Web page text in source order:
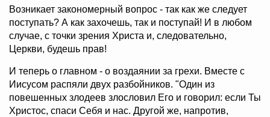
Возникает закономерный вопрос - так как же следует
поступать? А как захочешь, так и поступай! И в любом
случае, с точки зрения Христа и, следовательно,
Церкви, будешь прав!
И теперь о главном - о воздаянии за грехи. Вместе с
Иисусом распяли двух разбойников. "Один из
повешенных злодеев злословил Его и говорил: если Ты
Христос, спаси Себя и нас. Другой же, напротив,